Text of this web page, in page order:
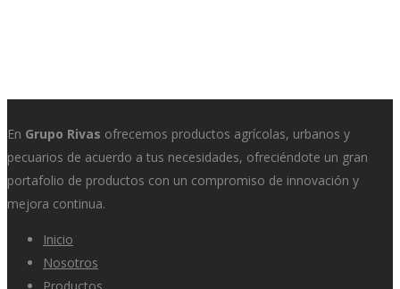
En Grupo Rivas ofrecemos productos agrícolas, urbanos y
pecuarios de acuerdo a tus necesidades, ofreciéndote un gran
portafolio de productos con un compromiso de innovación y
mejora continua.
Inicio
Nosotros